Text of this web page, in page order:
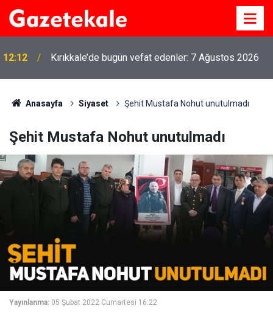
12:12 Kırıkkale’de bugün vefat edenler: 7 Ağustos 2026
Anasayfa Siyaset Şehit Mustafa Nohut unutulmadı
Şehit Mustafa Nohut unutulmadı
Yayınlanma: 05 Şubat 2022 Cumartesi 16:22